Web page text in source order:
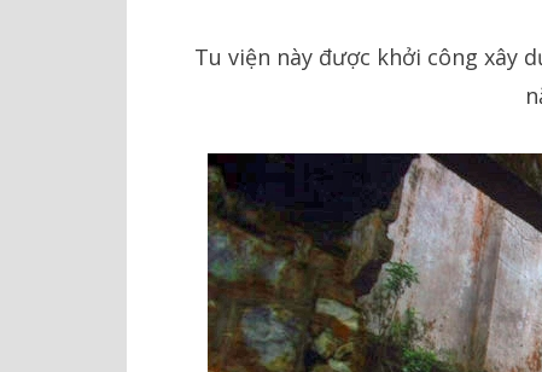
Tu viện này được khởi công xây